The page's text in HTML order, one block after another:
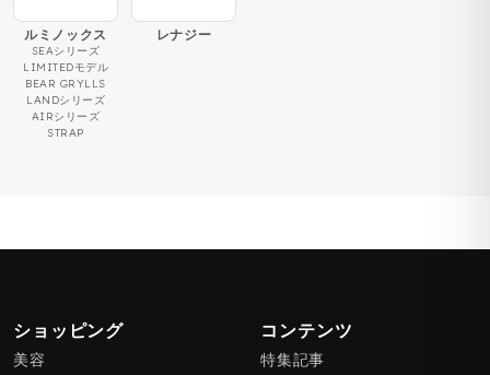
ルミノックス
SEAシリーズ
LIMITEDモデル
BEAR GRYLLS
LANDシリーズ
AIRシリーズ
STRAP
レナジー
ショッピング
美容
コンテンツ
特集記事